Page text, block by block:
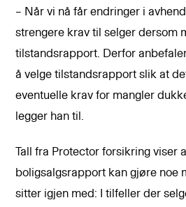
– Når vi nå får endringer i
strengere krav til selger dersom
tilstandsrapport. Derfor
å velge tilstandsrapport slik at
eventuelle krav for mangler
legger han til.
Tall fra Protector forsikring viser
boligsalgsrapport kan gjøre noe
sitter igjen med: I tilfeller der